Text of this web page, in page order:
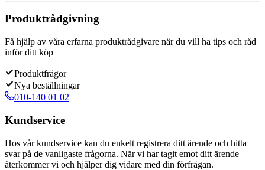
Produktrådgivning
Få hjälp av våra erfarna produktrådgivare när du vill ha tips och råd
inför ditt köp
Produktfrågor
Nya beställningar
010-140 01 02
Kundservice
Hos vår kundservice kan du enkelt registrera ditt ärende och hitta
svar på de vanligaste frågorna. När vi har tagit emot ditt ärende
återkommer vi och hjälper dig vidare med din förfrågan.